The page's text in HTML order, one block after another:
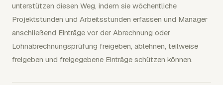
unterstützen diesen Weg, indem sie wöchentliche
Projektstunden und Arbeitsstunden erfassen und Manager
anschließend Einträge vor der Abrechnung oder
Lohnabrechnungsprüfung freigeben, ablehnen, teilweise
freigeben und freigegebene Einträge schützen können.